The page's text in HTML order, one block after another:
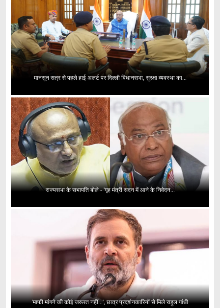
मानसून सत्र से पहले हाई अलर्ट पर दिल्ली विधानसभा, सुरक्षा व्यवस्था का...
राज्यसभा के सभापति बोले - 'गृह मंत्री सदन में आने के निवेदन...
'माफी मांगने की कोई जरूरत नहीं...', छात्र प्रदर्शनकारियों से मिले राहुल गांधी